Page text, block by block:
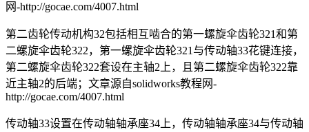
网-http://gocae.com/4007.html
第二齿轮传动机构32包括相互啮合的第一螺旋伞齿轮321和第
二螺旋伞齿轮322，第一螺旋伞齿轮321与传动轴33花键连接，
第二螺旋伞齿轮322套设在主轴2上，且第二螺旋伞齿轮322靠
近主轴2的后端； 文章源自solidworks教程网-
http://gocae.com/4007.html
传动轴33设置在传动轴轴承座34上，传动轴轴承座34与传动轴